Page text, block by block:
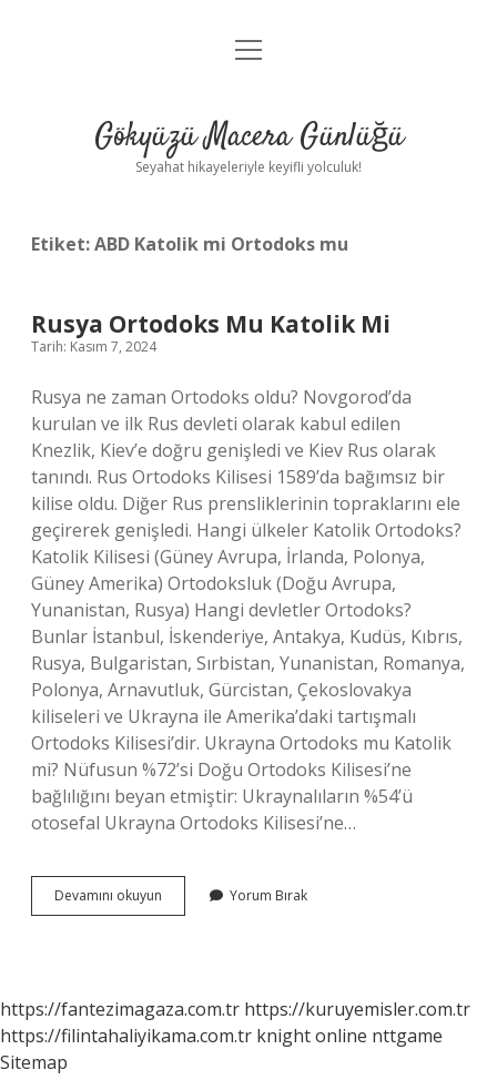
Anasayfa
Yasal Uyarı
menüyü
Gökyüzü Macera Günlüğü
Seyahat hikayeleriyle keyifli yolculuk!
Etiket:ABD Katolik mi Ortodoks mu
Rusya Ortodoks Mu Katolik Mi
Tarih: Kasım 7, 2024
Rusya ne zaman Ortodoks oldu? Novgorod’da
kurulan ve ilk Rus devleti olarak kabul edilen
Knezlik, Kiev’e doğru genişledi ve Kiev Rus olarak
tanındı. Rus Ortodoks Kilisesi 1589’da bağımsız bir
kilise oldu. Diğer Rus prensliklerinin topraklarını ele
geçirerek genişledi. Hangi ülkeler Katolik Ortodoks?
Katolik Kilisesi (Güney Avrupa, İrlanda, Polonya,
Güney Amerika) Ortodoksluk (Doğu Avrupa,
Yunanistan, Rusya) Hangi devletler Ortodoks?
Bunlar İstanbul, İskenderiye, Antakya, Kudüs, Kıbrıs,
Rusya, Bulgaristan, Sırbistan, Yunanistan, Romanya,
Polonya, Arnavutluk, Gürcistan, Çekoslovakya
kiliseleri ve Ukrayna ile Amerika’daki tartışmalı
Ortodoks Kilisesi’dir. Ukrayna Ortodoks mu Katolik
mi? Nüfusun %72’si Doğu Ortodoks Kilisesi’ne
bağlılığını beyan etmiştir: Ukraynalıların %54’ü
otosefal Ukrayna Ortodoks Kilisesi’ne…
Devamını okuyun
Ortodoks
Yorum Bırak
https://fantezimagaza.com.tr https://kuruyemisler.com.tr
https://filintahaliyikama.com.tr knight online nttgame
Sitemap